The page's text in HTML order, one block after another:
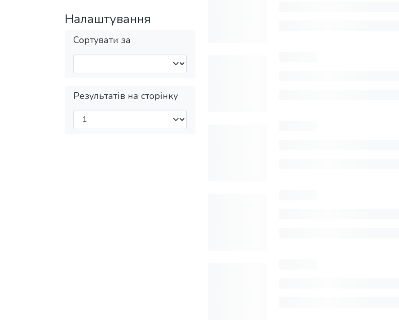
Налаштування
Сортувати за
Результатів на сторінку